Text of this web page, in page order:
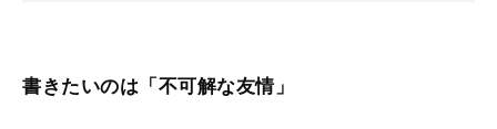
書きたいのは「不可解な友情」